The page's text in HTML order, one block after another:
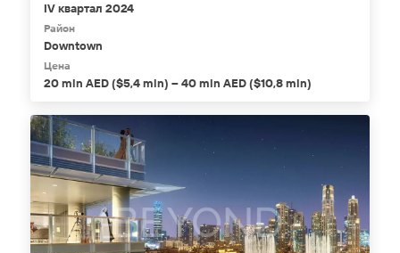
IV квартал 2024
Район
Downtown
Цена
20 mln AED ($5,4 mln) – 40 mln AED ($10,8 mln)